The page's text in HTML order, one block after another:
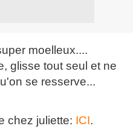
moelleux....
glisse tout seul et ne
se resserve...
chez juliette: ICI.